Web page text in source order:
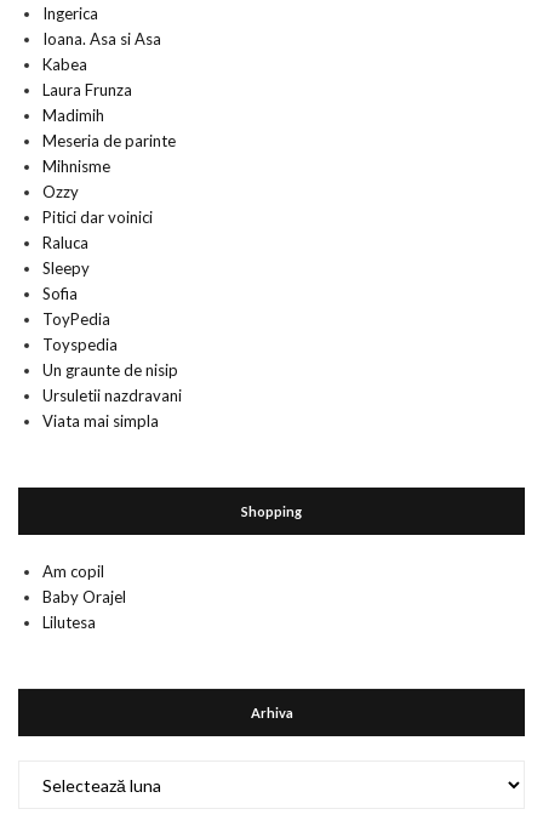
Ingerica
Ioana. Asa si Asa
Kabea
Laura Frunza
Madimih
Meseria de parinte
Mihnisme
Ozzy
Pitici dar voinici
Raluca
Sleepy
Sofia
ToyPedia
Toyspedia
Un graunte de nisip
Ursuletii nazdravani
Viata mai simpla
Shopping
Am copil
Baby Orajel
Lilutesa
Arhiva